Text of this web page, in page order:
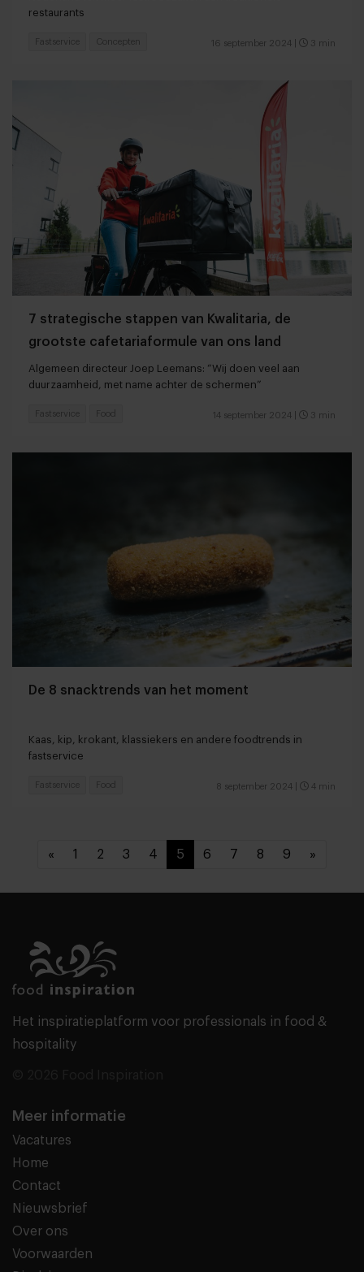
restaurants
16 september 2024 3 min
Fastservice Concepten
7 strategische stappen van Kwalitaria, de
grootste cafetariaformule van ons land
Algemeen directeur Joep Leemans: “Wij doen veel aan
duurzaamheid, met name achter de schermen”
14 september 2024 3 min
Fastservice Food
De 8 snacktrends van het moment
Kaas, kip, krokant, klassiekers en andere foodtrends in
fastservice
8 september 2024 4 min
Fastservice Food
« 1 2 3 4 5 6 7 8 9 »
Het inspiratieplatform voor professionals in food &
hospitality
Meer informatie
Vacatures
Home
Contact
Nieuwsbrief
Over ons
Voorwaarden